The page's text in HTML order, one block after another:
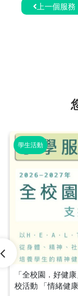
上一個服務
學生活動
「全校園．好健
校活動 「情緒健康